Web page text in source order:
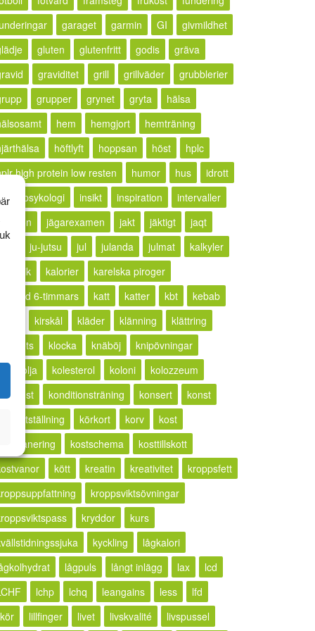
garaget garmin GI
givmildhet
gluten glutenfritt godis
gräva
graviditet grill grillväder
grubblerier
grupper grynet gryta
hälsa
hem hemgjort
hemträning
höftlyft hoppsan höst
hplc
high protein low resten
humor hus
idrott
insikt inspiration
intervaller
jägarexamen jakt jäktigt
jaqt
ju-jutsu jul julanda julmat
kalkyler
källkritik
kalorier
karelska piroger
karlstad 6-timmars
katt katter kbt
kebab
kirskål kläder klänning
klättring
klickhets
klocka knäböj
knipövningar
kokosolja
kolesterol koloni
kolozzeum
kompost
konditionsträning konsert
konst
konstutställning
körkort korv
kost
kostplanering
kostschema
kosttillskott
kött kreatin kreativitet
kroppsfett
kroppsviktsövningar
kryddor
kurs
kyckling
lågkalori
lågpuls långt inlägg lax
lcd
lchp lchq leangains less
lfd
lillfinger livet livskvalité
livspussel